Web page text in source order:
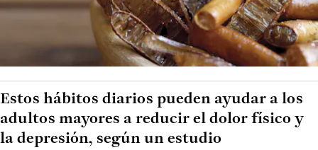
Estos hábitos diarios pueden ayudar a los
adultos mayores a reducir el dolor físico y
la depresión, según un estudio